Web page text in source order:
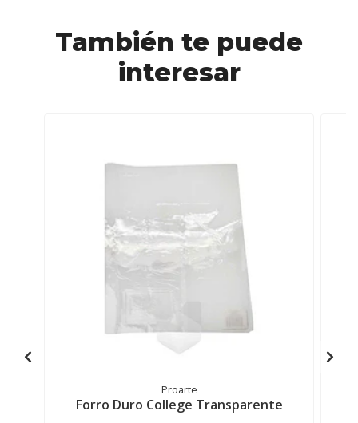
También te puede
interesar
Proarte
Forro Duro College Transparente